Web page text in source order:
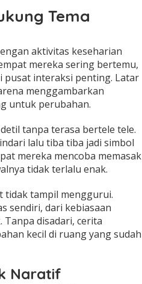
Tema
aktivitas keseharian
mereka sering bertemu,
pusat interaksi penting. Latar
menggambarkan
untuk perubahan.
tanpa terasa bertele tele.
lalu tiba tiba jadi simbol
mereka mencoba memasak
tidak terlalu enak.
tidak tampil menggurui.
sendiri, dari kebiasaan
disadari, cerita
kecil di ruang yang sudah
Naratif